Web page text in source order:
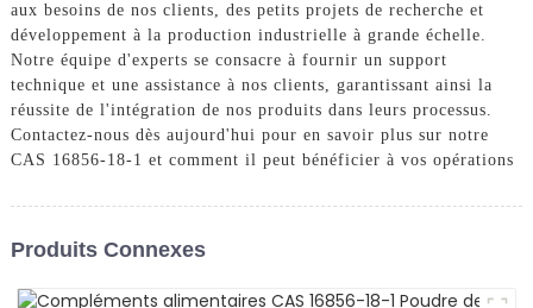
aux besoins de nos clients, des petits projets de recherche et
développement à la production industrielle à grande échelle.
Notre équipe d'experts se consacre à fournir un support
technique et une assistance à nos clients, garantissant ainsi la
réussite de l'intégration de nos produits dans leurs processus.
Contactez-nous dès aujourd'hui pour en savoir plus sur notre
CAS 16856-18-1 et comment il peut bénéficier à vos opérations
Produits Connexes